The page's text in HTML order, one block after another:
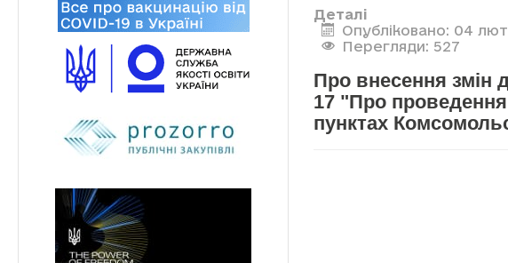
Деталі
Опубліковано: 04
Перегляди: 527
Про внесення змін
17 "Про
пунктах